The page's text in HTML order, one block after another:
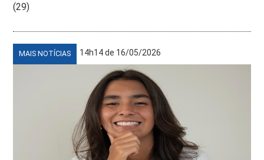
(29)
MAIS NOTÍCIAS 14h14 de 16/05/2026